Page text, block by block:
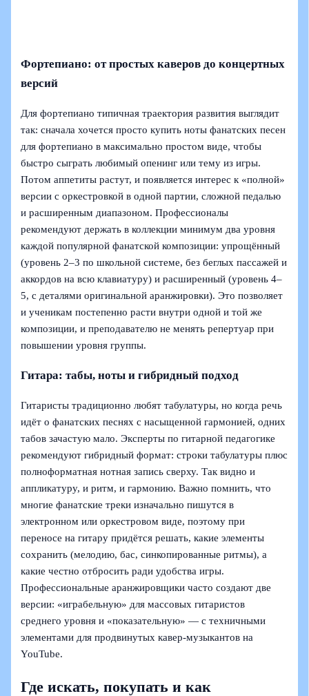
Фортепиано: от простых каверов до концертных
версий
Для фортепиано типичная траектория развития выглядит
так: сначала хочется просто купить ноты фанатских песен
для фортепиано в максимально простом виде, чтобы
быстро сыграть любимый опенинг или тему из игры.
Потом аппетиты растут, и появляется интерес к «полной»
версии с оркестровкой в одной партии, сложной педалью
и расширенным диапазоном. Профессионалы
рекомендуют держать в коллекции минимум два уровня
каждой популярной фанатской композиции: упрощённый
(уровень 2–3 по школьной системе, без беглых пассажей и
аккордов на всю клавиатуру) и расширенный (уровень 4–
5, с деталями оригинальной аранжировки). Это позволяет
и ученикам постепенно расти внутри одной и той же
композиции, и преподавателю не менять репертуар при
повышении уровня группы.
Гитара: табы, ноты и гибридный подход
Гитаристы традиционно любят табулатуры, но когда речь
идёт о фанатских песнях с насыщенной гармонией, одних
табов зачастую мало. Эксперты по гитарной педагогике
рекомендуют гибридный формат: строки табулатуры плюс
полноформатная нотная запись сверху. Так видно и
аппликатуру, и ритм, и гармонию. Важно помнить, что
многие фанатские треки изначально пишутся в
электронном или оркестровом виде, поэтому при
переносе на гитару придётся решать, какие элементы
сохранить (мелодию, бас, синкопированные ритмы), а
какие честно отбросить ради удобства игры.
Профессиональные аранжировщики часто создают две
версии: «играбельную» для массовых гитаристов
среднего уровня и «показательную» — с техничными
элементами для продвинутых кавер‑музыкантов на
YouTube.
Где искать, покупать и как